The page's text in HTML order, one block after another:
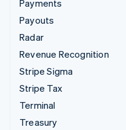
Payments
Payouts
Radar
Revenue Recognition
Stripe Sigma
Stripe Tax
Terminal
Treasury